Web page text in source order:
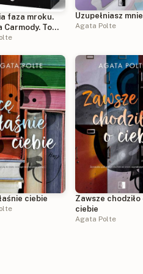
faza mroku.
Carmody. Tom
brzegi)
Uzupełniasz mnie
Agata Polte
ciebie
Zawsze chodziło o
ciebie
Agata Polte